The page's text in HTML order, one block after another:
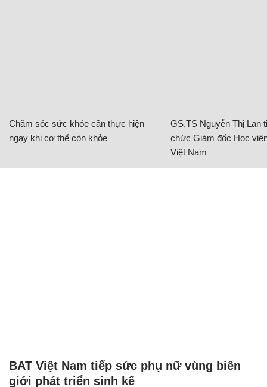
Chăm sóc sức khỏe cần thực hiện
ngay khi cơ thể còn khỏe
GS.TS Nguyễn Thị Lan
chức Giám đốc Học
Việt Nam
BAT Việt Nam tiếp sức phụ nữ vùng biên
giới phát triển sinh kế